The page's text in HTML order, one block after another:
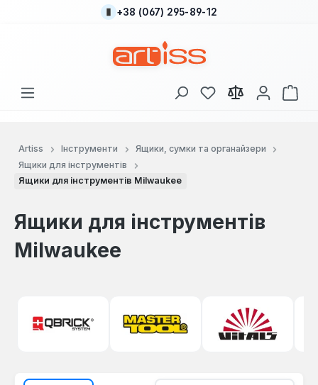
Перейти до основного вмісту
+38 (067) 295-89-12
У вас є 0 у списку
Artiss Інструменти
Ящики, сумки та органайзери
Ящики для інструментів
Ящики для інструментів Milwaukee
Ящики для інструментів
Milwaukee